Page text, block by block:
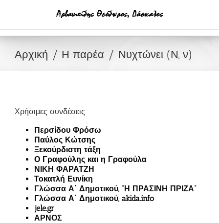
Αρχική Η παρέα Νυχτώνει (Ν, ν)
Χρήσιμες συνδέσεις
Περσίδου Φρόσω
Παύλος Κώτσης
Ξεκούρδιστη τάξη
Ο Γραφούλης και η Γραφούλα
ΝΙΚΗ ΦΑΡΑΤΖΗ
Τοκατλή Ευνίκη
Γλώσσα Α΄ Δημοτικού, “Η ΠΡΑΣΙΝΗ ΠΡΙΖΑ”
Γλώσσα Α΄ Δημοτικού, akida.info
jele.gr
ΑΡΝΟΣ